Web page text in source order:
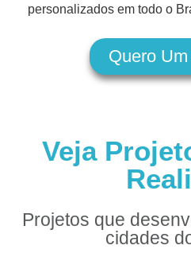
personalizados em todo o
Quero
Veja
Projetos que
cidades